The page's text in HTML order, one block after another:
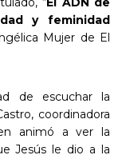
y feminidad
Mujer de El
de escuchar la
coordinadora
animó a ver la
Jesús le dio a la